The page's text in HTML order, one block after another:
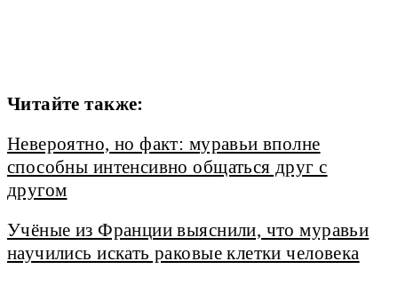
Читайте также:
Невероятно, но факт: муравьи вполне
способны интенсивно общаться друг с
другом
Учёные из Франции выяснили, что муравьи
научились искать раковые клетки человека